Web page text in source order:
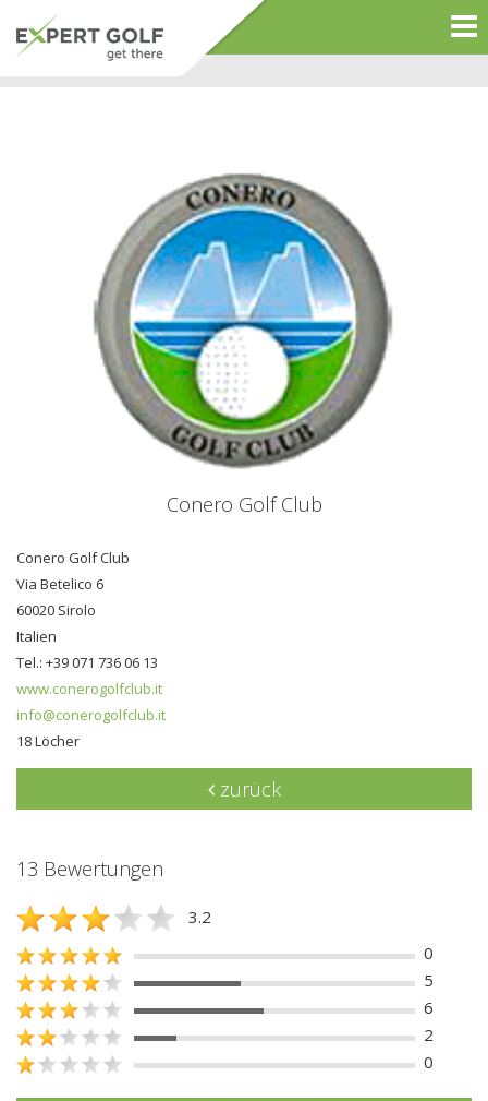
Conero Golf Club
Conero Golf Club
Via Betelico 6
60020 Sirolo
Italien
Tel.: +39 071 736 06 13
www.conerogolfclub.it
info@conerogolfclub.it
18 Löcher
zurück
13 Bewertungen
3.2
0
5
6
2
0